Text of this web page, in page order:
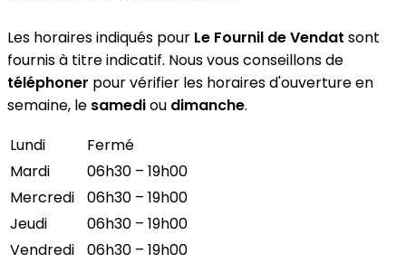
Les horaires indiqués pour Le Fournil de Vendat sont
fournis à titre indicatif. Nous vous conseillons de
téléphoner pour vérifier les horaires d'ouverture en
semaine, le samediou dimanche.
Lundi
Fermé
Mardi
06h30 – 19h00
Mercredi
06h30 – 19h00
Jeudi
06h30 – 19h00
Vendredi
06h30 – 19h00